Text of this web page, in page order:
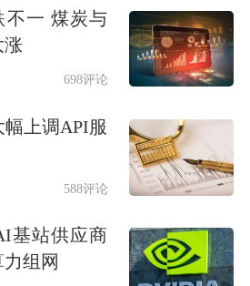
每个关节部件结构相对
今，因时机器人不断突
行星滚柱丝杠、减速
型化技术，组合成微型
标准化的灵巧手执行器
巧手产品可以做到与女
，灵活度和抓握力大幅
不一 煤炭与
涨
698评论
幅上调API服
588评论
基站供应商
组网